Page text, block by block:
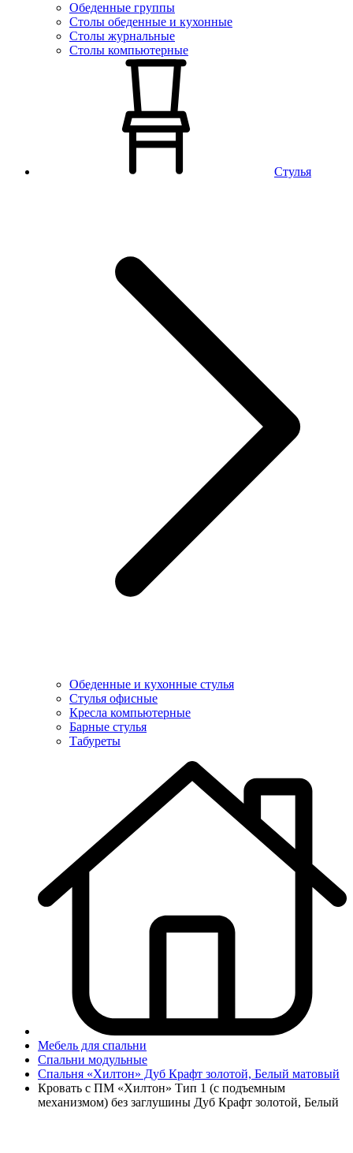
Обеденные группы
Столы обеденные и кухонные
Столы журнальные
Столы компьютерные
Стулья
Обеденные и кухонные стулья
Стулья офисные
Кресла компьютерные
Барные стулья
Табуреты
Мебель для спальни
Спальни модульные
Спальня «Хилтон» Дуб Крафт золотой, Белый матовый
Кровать с ПМ «Хилтон» Тип 1 (с подъемным
механизмом) без заглушины Дуб Крафт золотой, Белый